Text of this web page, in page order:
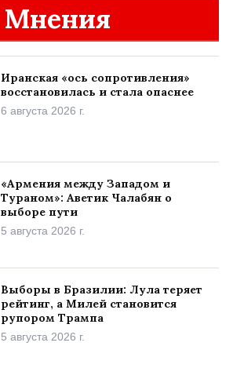
Мнения
Иранская «ось сопротивления»
восстановилась и стала опаснее
6 августа 2026 г.
«Армения между Западом и
Тураном»: Аветик Чалабян о
выборе пути
5 августа 2026 г.
Выборы в Бразилии: Лула теряет
рейтинг, а Милей становится
рупором Трампа
5 августа 2026 г.